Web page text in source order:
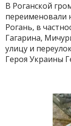
В Роганской
переименовали
Рогань, в
Гагарина,
улицу и
Героя Украины